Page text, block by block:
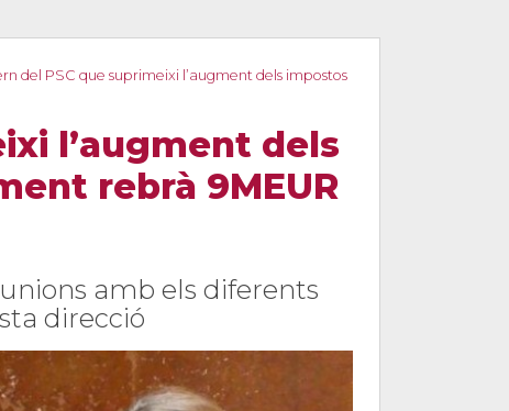
del PSC que suprimeixi l’augment dels impostos
l’augment dels
rebrà 9MEUR
amb els diferents
direcció